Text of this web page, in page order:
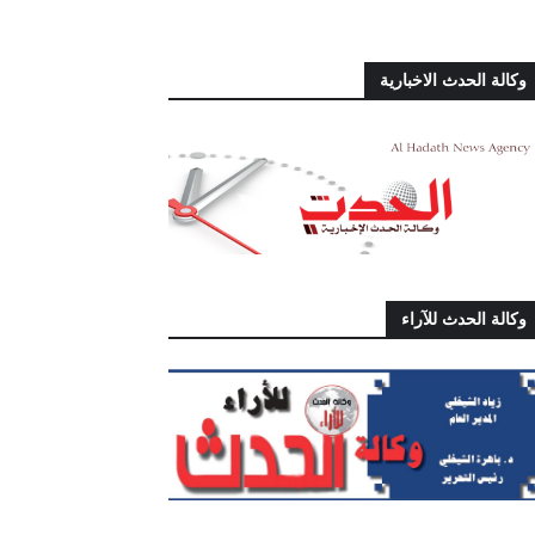
وكالة الحدث الاخبارية
وكالة الحدث للآراء